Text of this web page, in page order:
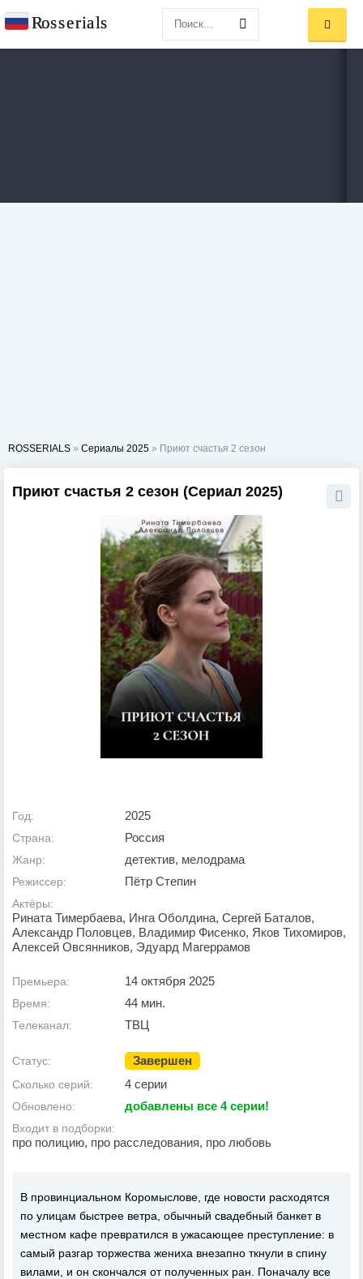
ROSSERIALS » Сериалы 2025 » Приют счастья 2 сезон
Приют счастья 2 сезон (Сериал 2025)
Год: 2025
Страна: Россия
Жанр: детектив, мелодрама
Режиссер: Пётр Степин
Актёры:
Рината Тимербаева, Инга Оболдина, Сергей Баталов,
Александр Половцев, Владимир Фисенко, Яков Тихомиров,
Алексей Овсянников, Эдуард Магеррамов
Премьера: 14 октября 2025
Время: 44 мин.
Телеканал: ТВЦ
Статус: Завершен
Сколько серий: 4 серии
Обновлено: добавлены все 4 серии!
Входит в подборки:
про полицию, про расследования, про любовь
В провинциальном Коромыслове, где новости расходятся
по улицам быстрее ветра, обычный свадебный банкет в
местном кафе превратился в ужасающее преступление: в
самый разгар торжества жениха внезапно ткнули в спину
вилами, и он скончался от полученных ран. Поначалу все